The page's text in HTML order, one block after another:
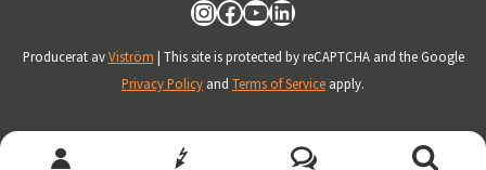
Besök oss på Instagram
Besök oss på Facebook
Besök vår kanal på YouTube
Besök oss på LinkedIn
Producerat avViström | This site is protected by reCAPTCHA and the Google
Privacy Policy and Terms of Service apply.